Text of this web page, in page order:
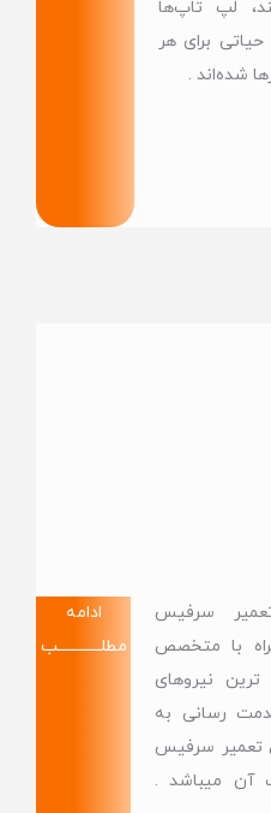
لپ تاپ‌ها
حیاتی برای هر
شده‌اند .
سرفیس
با متخصص
نیروهای
رسانی به
سرفیس
آن میباشد .
ادامه
مطلــــــــــــب